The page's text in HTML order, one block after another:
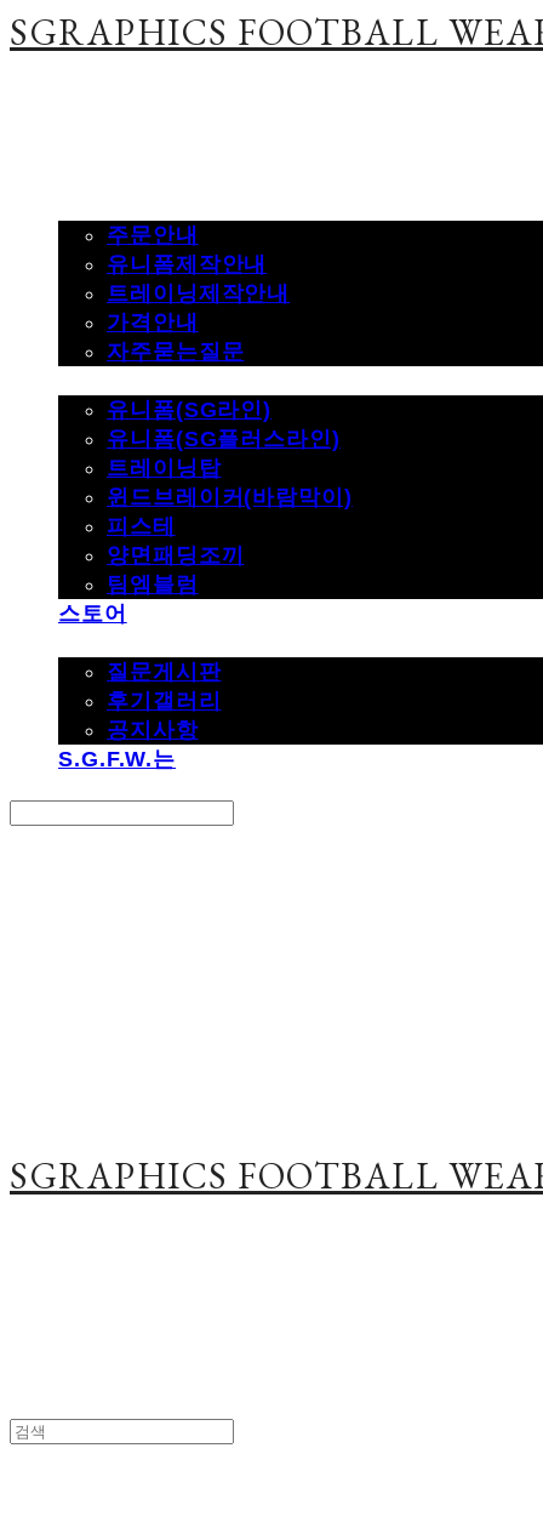
SGRAPHICS FOOTBALL
주문안내
유니폼제작안내
트레이닝제작안내
가격안내
자주묻는질문
유니폼(SG라인)
유니폼(SG플러스라인)
트레이닝탑
윈드브레이커(바람막이)
피스테
양면패딩조끼
팀엠블럼
스토어
질문게시판
후기갤러리
공지사항
S.G.F.W.는
SGRAPHICS FOOTBALL